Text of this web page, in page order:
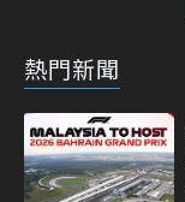
熱門新聞